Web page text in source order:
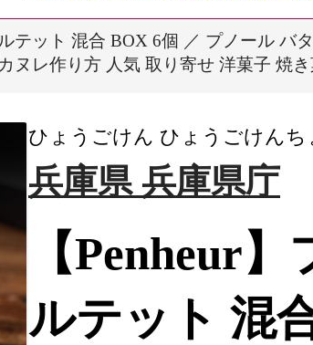
ルテット 混合 BOX 6個 ／ プノール バ
ヌレ作り方 人気 取り寄せ 洋菓子 焼
ひょうごけん ひょうごけんち
兵庫県 兵庫県庁
【Penheur
ルテット 混